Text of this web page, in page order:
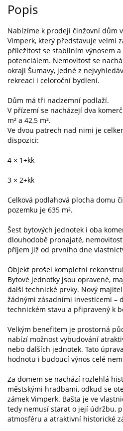
Popis
Nabízíme k prodeji činžovní dům
Vimperk, který představuje velmi
příležitost se stabilním výnosem
potenciálem. Nemovitost se
okraji Šumavy, jedné z
rekreaci i celoroční bydlení.
Dům má tři nadzemní podlaží.
V přízemí se nacházejí dva
m² a 42,5 m².
Ve dvou patrech nad nimi je
dispozici:
4 × 1+kk
3 × 2+kk
Celková podlahová plocha domu
pozemku je 635 m².
Šest bytových jednotek i oba
dlouhodobě pronajaté,
příjem již od prvního dne
Objekt prošel kompletní
Bytové jednotky jsou opravené,
další technické prvky. Nový
žádnými zásadními investicemi –
technickém stavu a připravený k
Velkým benefitem je prostorná
nabízí možnost vybudování
nebo dalších jednotek. Tato
hodnotu i budoucí výnos celé
Za domem se nachází rozlehlá
městskými hradbami, odkud se
zámek Vimperk. Bašta je ve
tedy nemusí starat o její údržbu,
atmosféru a atraktivní historické